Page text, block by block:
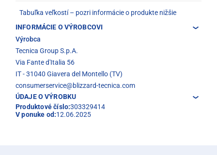
Tabuľka veľkostí – pozri informácie o produkte nižšie
INFORMÁCIE O VÝROBCOVI
Výrobca
Tecnica Group S.p.A.
Via Fante d'Italia 56
IT - 31040 Giavera del Montello (TV)
consumerservice@blizzard-tecnica.com
ÚDAJE O VÝROBKU
Produktové číslo:303329414
V ponuke od:12.06.2025